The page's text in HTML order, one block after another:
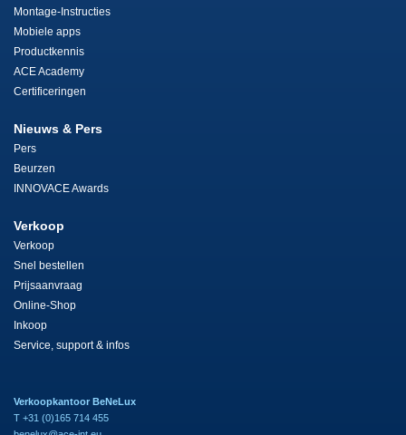
Montage-Instructies
Mobiele apps
Productkennis
ACE Academy
Certificeringen
Nieuws & Pers
Pers
Beurzen
INNOVACE Awards
Verkoop
Verkoop
Snel bestellen
Prijsaanvraag
Online-Shop
Inkoop
Service, support & infos
Verkoopkantoor BeNeLux
T +31 (0)165 714 455